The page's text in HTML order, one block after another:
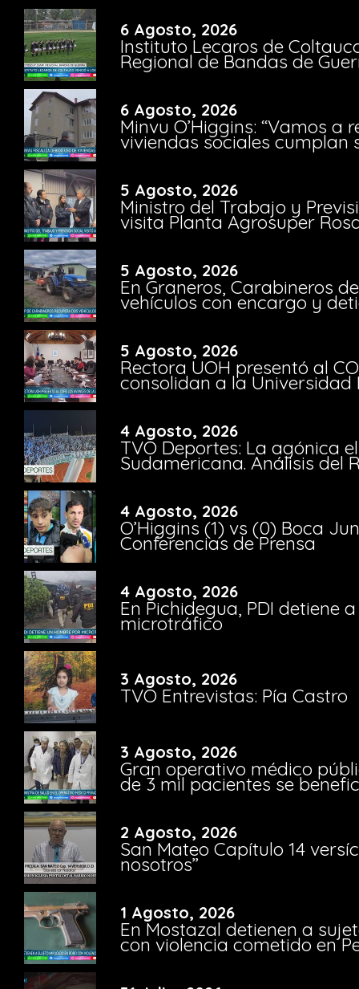
6 Agosto, 2026
Instituto Lecaros de
Regional de Bandas de
6 Agosto, 2026
Minvu O’Higgins: “Vamos a
viviendas sociales cumplan
5 Agosto, 2026
Ministro del Trabajo y
visita Planta Agrosuper
5 Agosto, 2026
En Graneros, Carabineros
vehículos con encargo y
5 Agosto, 2026
Rectora UOH presentó al
consolidan a la Universidad
4 Agosto, 2026
TVO Deportes: La agónica
Sudamericana. Análisis del
4 Agosto, 2026
O’Higgins (1) vs (0) Boca
Conferencias de Prensa
4 Agosto, 2026
En Pichidegua, PDI detiene
microtráfico
3 Agosto, 2026
TVO Entrevistas: Pía Castro
3 Agosto, 2026
Gran operativo médico
de 3 mil pacientes se
2 Agosto, 2026
San Mateo Capítulo 14
nosotros”
1 Agosto, 2026
En Mostazal detienen a
con violencia cometido en